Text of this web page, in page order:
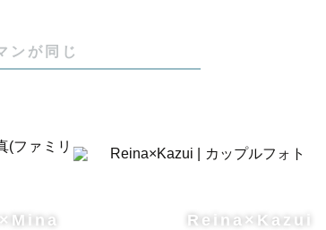
ンが同じ
Reina×Kazui